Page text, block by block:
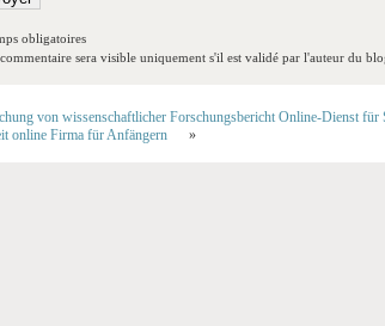
obligatoires
sera visible uniquement s'il est validé par l'auteur du
von wissenschaftlicher Forschungsbericht Online-Dienst für
online Firma für Anfängern
»